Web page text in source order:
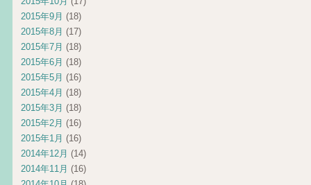
2015年9月 (18)
2015年8月 (17)
2015年7月 (18)
2015年6月 (18)
2015年5月 (16)
2015年4月 (18)
2015年3月 (18)
2015年2月 (16)
2015年1月 (16)
2014年12月 (14)
2014年11月 (16)